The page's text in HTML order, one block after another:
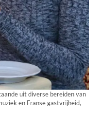
uit diverse bereiden van
en Franse gastvrijheid,